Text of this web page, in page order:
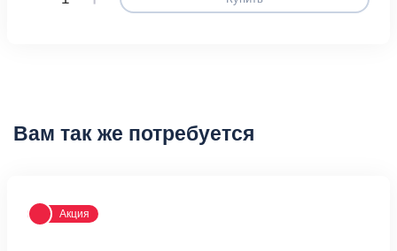
Вам так же потребуется
Акция